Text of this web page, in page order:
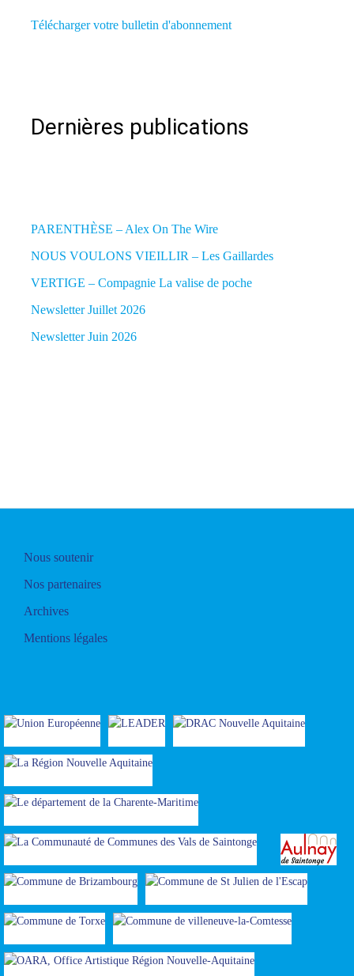
Télécharger votre bulletin d'abonnement
Dernières publications
PARENTHÈSE – Alex On The Wire
NOUS VOULONS VIEILLIR – Les Gaillardes
VERTIGE – Compagnie La valise de poche
Newsletter Juillet 2026
Newsletter Juin 2026
Nous soutenir
Nos partenaires
Archives
Mentions légales